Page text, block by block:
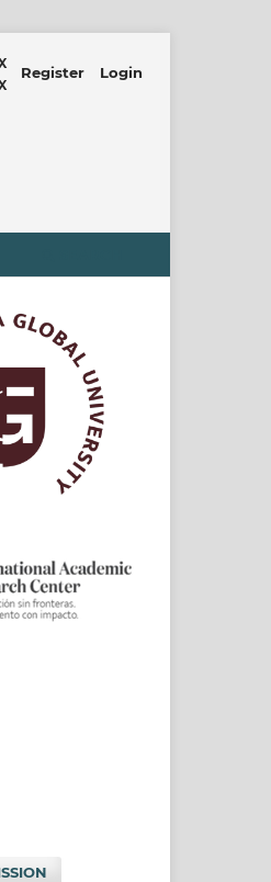
Register Login